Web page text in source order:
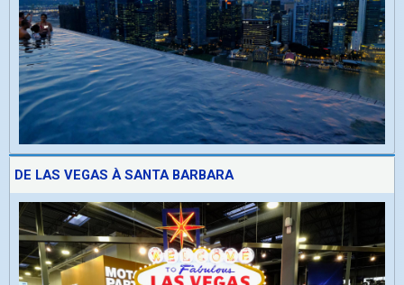
DE LAS VEGAS À SANTA BARBARA